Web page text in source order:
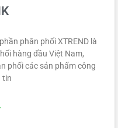
phân phối XTREND là
hàng đầu Việt Nam,
phối các sản phẩm công
tin